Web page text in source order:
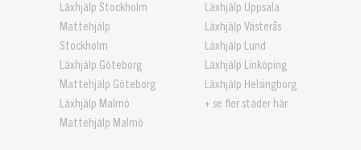
Läxhjälp Stockholm
Mattehjälp
Stockholm
Läxhjälp Göteborg
Mattehjälp Göteborg
Läxhjälp Malmö
Mattehjälp Malmö
Läxhjälp Uppsala
Läxhjälp Västerås
Läxhjälp Lund
Läxhjälp Linköping
Läxhjälp Helsingborg
+ se fler städer här